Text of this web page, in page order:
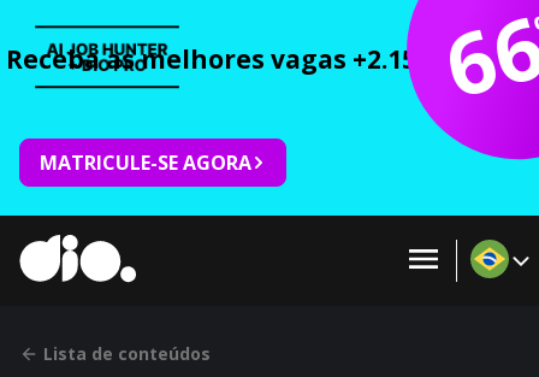
Receba as melhores vagas +2.150 cursos
MATRICULE-SE AGORA
Lista de conteúdos